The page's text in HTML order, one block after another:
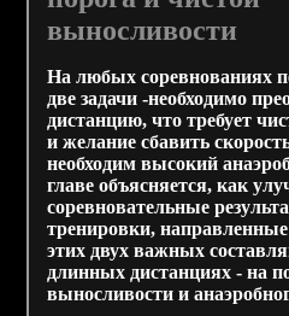
выносливости
На любых соревнованиях
две задачи -необходимо
дистанцию, что требует
и желание сбавить
необходим высокий
главе объясняется, как
соревновательные
тренировки,
этих двух важных
длинных дистанциях - на
выносливости и